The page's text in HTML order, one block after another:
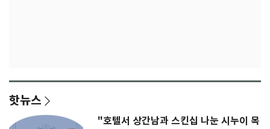
핫뉴스
"호텔서 상간남과 스킨십 나눈 시누이 목